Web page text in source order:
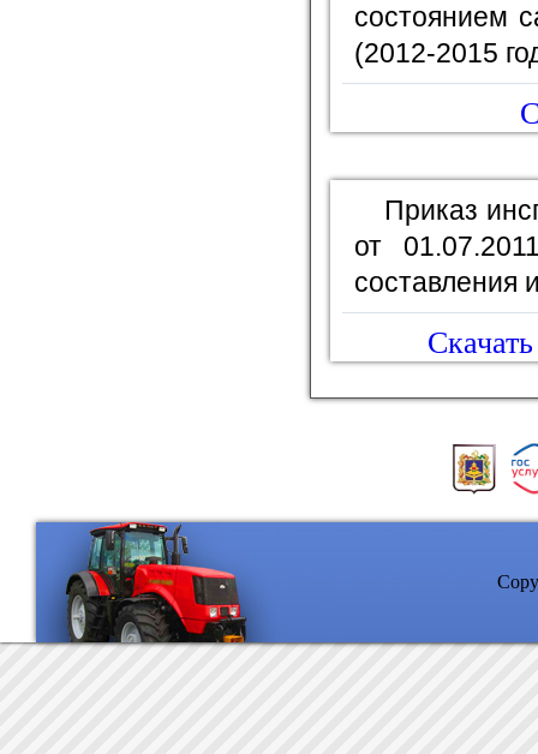
состоянием
(2012-2015
Приказ
от
составления